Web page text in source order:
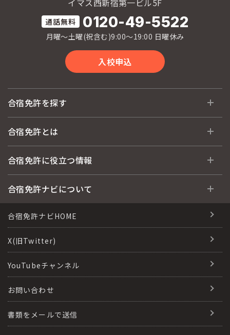
イマス西新宿第一ビル5F
0120-49-5522
月曜〜土曜(祝含む)9:00〜19:00 日曜休み
入校申込
合宿免許を探す
全国 教習所一覧
運転免許の種類(車種)
格安シーズン料金
出発地別おすすめ校
こだわり、テーマから探す
360度パノラマ教習所
教育訓練給付金制度
合宿免許とは
合宿免許とは
合宿免許選びのアドバイス
合宿免許の入校までの流れ
合宿免許での免許取得の流れ
運転免許別モデルスケジュール
保護者の方へ
合宿免許に役立つ情報
合宿免許に役立つ情報
免許取消・失効による再取得
冬・雪国の合宿免許は大丈夫？
みんなが選んだ合宿免許の条件
大型免許体験記
合宿免許ナビについて
会社情報・代表メッセージ
会社概要
会社沿革・歴史
合宿免許ナビHOME
X(旧Twitter)
YouTubeチャンネル
お問い合わせ
書類をメールで送信